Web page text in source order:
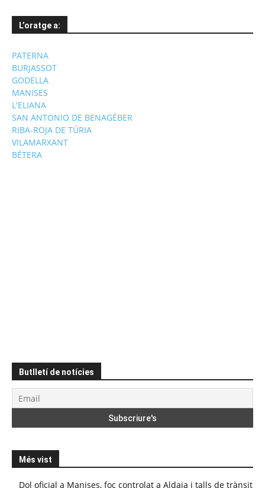
L’oratge a:
PATERNA
BURJASSOT
GODELLA
MANISES
L'ELIANA
SAN ANTONIO DE BENAGÉBER
RIBA-ROJA DE TÚRIA
VILAMARXANT
BÉTERA
Butlletí de notícies
Més vist
Dol oficial a Manises, foc controlat a Aldaia i talls de trànsit